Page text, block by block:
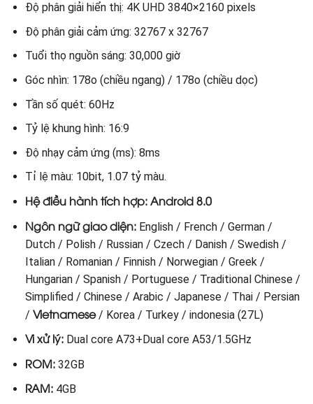
Ðộ phân giải hiển thị: 4K UHD 3840×2160 pixels
Độ phân giải cảm ứng: 32767 x 32767
Tuổi thọ nguồn sáng: 30,000 giờ
Góc nhìn: 178o (chiều ngang) / 178o (chiều dọc)
Tần số quét: 60Hz
Tỷ lệ khung hình: 16:9
Độ nhạy cảm ứng (ms): 8ms
Tỉ lệ màu: 10bit, 1.07 tỷ màu.
Hệ điều hành tích hợp: Android8.0
Ngôn ngữ giao diện: English / French / German /
Dutch / Polish / Russian / Czech / Danish / Swedish /
Italian / Romanian / Finnish / Norwegian / Greek /
Hungarian / Spanish / Portuguese / Traditional Chinese /
Simplified / Chinese / Arabic / Japanese / Thai / Persian
/ Vietnamese/ Korea / Turkey / indonesia (27L)
Vi xử lý: Dual core A73+Dual core A53/1.5GHz
ROM: 32GB
RAM: 4GB